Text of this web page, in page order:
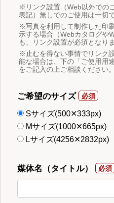
※リンク設置（Web以外での
表記）無しでのご使用は一切
※写真を利用して制作した印
示する場合（Webカタログや
も、リンク設置が必須となりま
※止むを得ない事情でリンク
能な場合は、下の「ご使用用
をご記入の上ご相談ください。
ご希望のサイズ
Sサイズ(500✕333px)
Mサイズ(1000✕665px)
Lサイズ(4256✕2832px)
媒体名（タイトル）